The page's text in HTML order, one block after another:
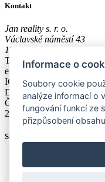
Kontakt
Jan reality s. r. o.
Václavské náměstí 43
11001, Praha 1
Tel.:+420 608 300 600
e-mail:poradna@jan-
IČO: 29057752
DIČ: CZ29057752
Číslo depozitního účtu r.
2202612637 / 2010
Sledujte nás
Informace o
Soubory cookie
analýze informací o
fungování funkcí ze
přizpůsobení